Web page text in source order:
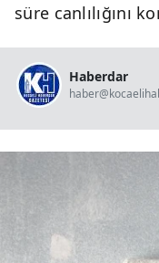
süre canlılığını
Haberdar